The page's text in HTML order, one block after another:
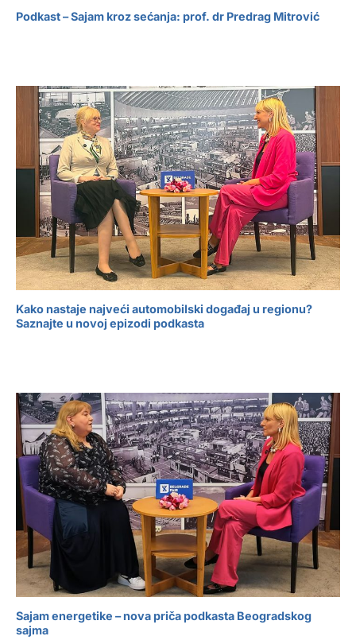
Podkast – Sajam kroz sećanja: prof. dr Predrag Mitrović
Kako nastaje najveći automobilski događaj u regionu?
Saznajte u novoj epizodi podkasta
Sajam energetike – nova priča podkasta Beogradskog
sajma